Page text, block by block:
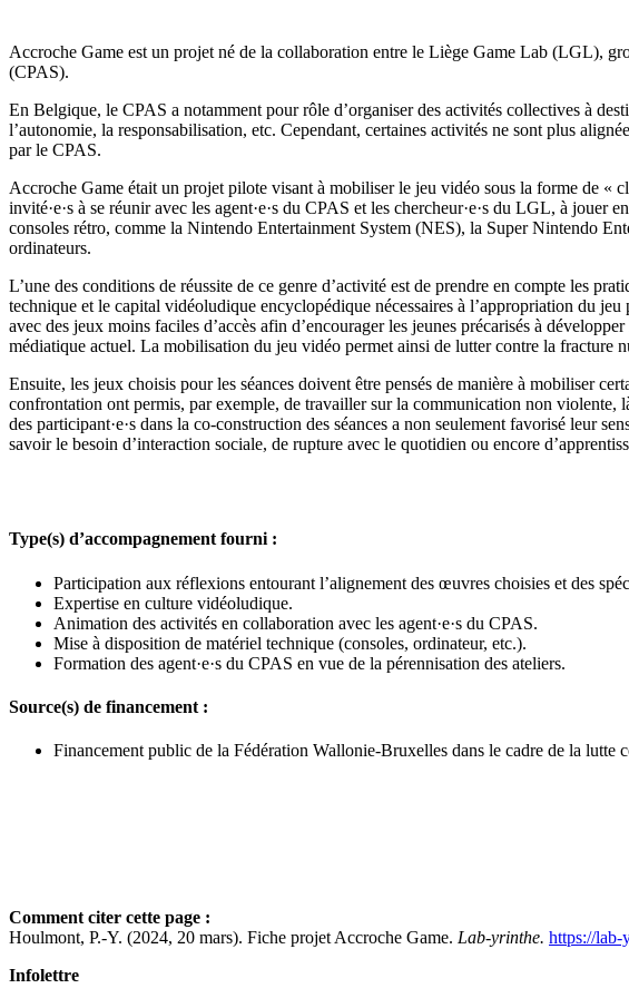
Accroche Game est un projet né de la collaboration entre le Liège Game Lab (LGL),
(CPAS).
En Belgique, le CPAS a notamment pour rôle d’organiser des activités collectives à
l’autonomie, la responsabilisation, etc. Cependant, certaines activités ne sont plus
par le CPAS.
Accroche Game était un projet pilote visant à mobiliser le jeu vidéo sous la forme de «
invité·e·s à se réunir avec les agent·e·s du CPAS et les chercheur·e·s du LGL, à
consoles rétro, comme la Nintendo Entertainment System (NES), la Super Nintendo
ordinateurs.
L’une des conditions de réussite de ce genre d’activité est de prendre en compte les
technique et le capital vidéoludique encyclopédique nécessaires à l’appropriation du
avec des jeux moins faciles d’accès afin d’encourager les jeunes précarisés à
médiatique actuel. La mobilisation du jeu vidéo permet ainsi de lutter contre la fracture
Ensuite, les jeux choisis pour les séances doivent être pensés de manière à mobiliser
confrontation ont permis, par exemple, de travailler sur la communication non
des participant·e·s dans la co-construction des séances a non seulement favorisé leur
savoir le besoin d’interaction sociale, de rupture avec le quotidien ou encore
Type(s) d’accompagnement fourni :
Participation aux réflexions entourant l’alignement des œuvres choisies et des
Expertise en culture vidéoludique.
Animation des activités en collaboration avec les agent·e·s du CPAS.
Mise à disposition de matériel technique (consoles, ordinateur, etc.).
Formation des agent·e·s du CPAS en vue de la pérennisation des ateliers.
Source(s) de financement :
Financement public de la Fédération Wallonie-Bruxelles dans le cadre de la lutte
Comment citer cette page :
Houlmont, P.-Y. (2024, 20 mars). Fiche projet Accroche Game. Lab-yrinthe. https://lab-
Infolettre